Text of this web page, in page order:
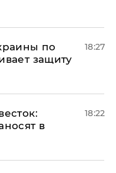
по
защиту
18:27
в
18:22